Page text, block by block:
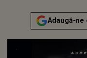
Adaugă-ne